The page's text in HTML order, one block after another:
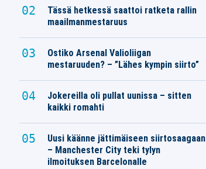
Tässä hetkessä saattoi ratketa rallin
maailmanmestaruus
Ostiko Arsenal Valioliigan
mestaruuden? – ”Lähes kympin siirto”
Jokereilla oli pullat uunissa – sitten
kaikki romahti
Uusi käänne jättimäiseen siirtosaagaan
– Manchester City teki tylyn
ilmoituksen Barcelonalle